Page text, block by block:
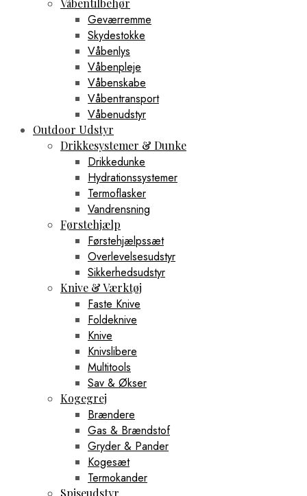
Våbentilbehør
Geværremme
Skydestokke
Våbenlys
Våbenpleje
Våbenskabe
Våbentransport
Våbenudstyr
Outdoor Udstyr
Drikkesystemer & Dunke
Drikkedunke
Hydrationssystemer
Termoflasker
Vandrensning
Førstehjælp
Førstehjælpssæt
Overlevelsesudstyr
Sikkerhedsudstyr
Knive & Værktøj
Faste Knive
Foldeknive
Knive
Knivslibere
Multitools
Sav & Økser
Kogegrej
Brændere
Gas & Brændstof
Gryder & Pander
Kogesæt
Termokander
Spiseudstyr